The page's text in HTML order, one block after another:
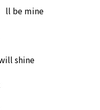
be mine
shine